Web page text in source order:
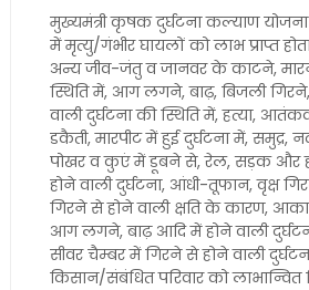
मुख्यमंत्री कृषक दुर्घटना कल्याण
में मृत्यु/गंभीर घायलों को लाभ प्राप्त
अन्य जीव-जंतु व जानवर के काटने,
स्थिति में, आग लगने, बाढ़, बिजली
वाली दुर्घटना की स्थिति में, हत्या,
डकैती, मारपीट में हुई दुर्घटना में, समुद्र,
पोखर व कुएं में डूबने से, रेल, सड़क और
होने वाली दुर्घटना, आंधी-तूफान, वृक्ष
गिरने से होने वाली क्षति के कारण,
आग लगने, बाढ़ आदि में होने वाली
सीवर चैम्बर में गिरने से होने वाली
किसान/संबंधित परिवार को लाभान्वित